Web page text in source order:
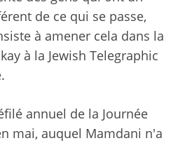
de ce qui se passe,
à amener cela dans la
à la Jewish Telegraphic
annuel de la Journée
mai, auquel Mamdani n'a